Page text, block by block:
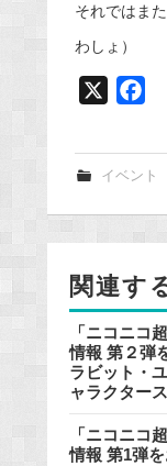
それではま
わしょ）
e
o
k
イベント
関連す
「ニコニコ
情報 第２弾
ラビット・
ャラクター
「ニコニコ
情報 第1弾を